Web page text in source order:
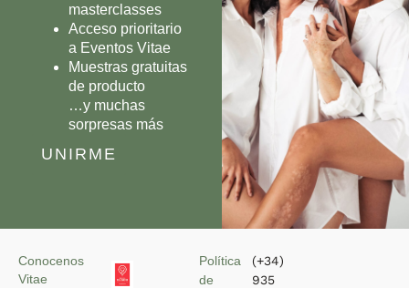
masterclasses
Acceso prioritario
a Eventos Vitae
Muestras gratuitas
de producto
…y muchas
sorpresas más
UNIRME
Conocenos
Vitae
Política
de
(+34)
935